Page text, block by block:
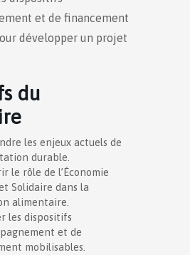
et de financement
développer un projet
du
les enjeux actuels de
durable.
le rôle de l’Économie
Solidaire dans la
alimentaire.
les dispositifs
et de
mobilisables.